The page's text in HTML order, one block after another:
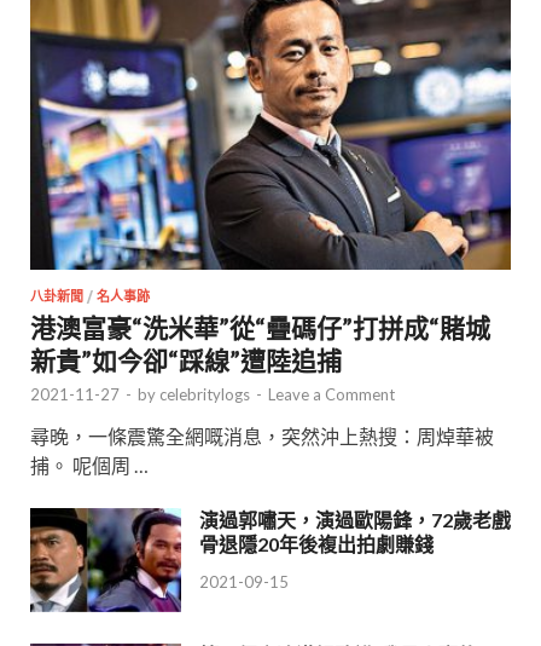
八卦新聞 / 名人事跡
港澳富豪“洗米華”從“疊碼仔”打拼成“賭城
新貴”如今卻“踩線”遭陸追捕
2021-11-27 - by celebritylogs - Leave a Comment
尋晚，一條震驚全網嘅消息，突然沖上熱搜：周焯華被
捕。 呢個周 …
演過郭嘯天，演過歐陽鋒，72歲老戲
骨退隱20年後複出拍劇賺錢
2021-09-15